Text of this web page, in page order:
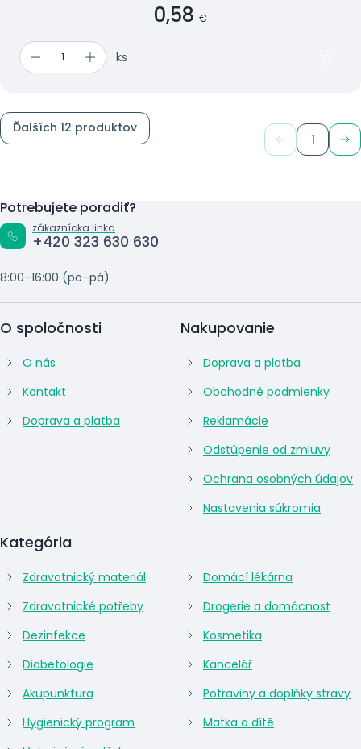
0,58 €
ks
Ďalších 12 produktov
1
Potrebujete poradiť?
zákaznícka linka
+420 323 630 630
8:00–16:00 (po–pá)
O spoločnosti
O nás
Kontakt
Doprava a platba
Kategória
Zdravotnický materiál
Zdravotnické potřeby
Dezinfekce
Diabetologie
Akupunktura
Hygienický program
Domácí lékárna
Drogerie a domácnost
Kosmetika
Kancelář
Potraviny a doplňky stravy
Matka a dítě
Nakupovanie
Doprava a platba
Obchodné podmienky
Reklamácie
Odstúpenie od zmluvy
Ochrana osobných údajov
Nastavenia súkromia